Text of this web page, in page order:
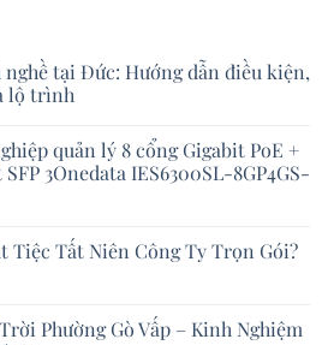
nghề tại Đức: Hướng dẫn điều kiện,
lộ trình
quản lý 8 cổng Gigabit PoE +
3Onedata IES6300SL-8GP4GS-
Tiệc Tất Niên Công Ty Trọn Gói?
Phường Gò Vấp – Kinh Nghiệm